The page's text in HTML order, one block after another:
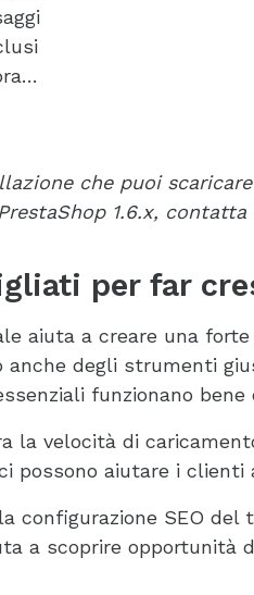
che puoi
1.6.x,
per far
aiuta a creare una
anche degli strumenti
funzionano
la velocità di
possono aiutare i
configurazione SEO
a scoprire opportunità